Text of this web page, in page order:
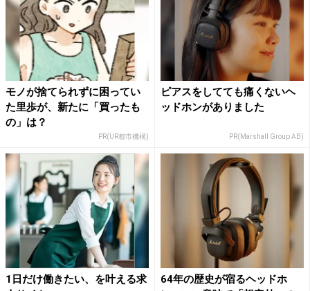
モノが捨てられずに困ってい
た里歩が、新たに「買ったも
の」は？
PR(UR都市機構)
ピアスをしてても痛くないヘ
ッドホンがありました
PR(Marshall Group AB)
1日だけ働きたい、を叶える求
64年の歴史が宿るヘッドホ